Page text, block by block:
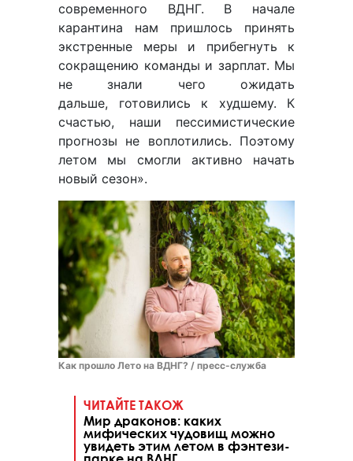
современного ВДНГ. В начале
карантина нам пришлось принять
экстренные меры и прибегнуть к
сокращению команды и зарплат. Мы
не знали чего ожидать
дальше, готовились к худшему. К
счастью, наши пессимистические
прогнозы не воплотились. Поэтому
летом мы смогли активно начать
новый сезон».
Как прошло Лето на ВДНГ? / пресс-служба
ЧИТАЙТЕ ТАКОЖ
Мир драконов: каких
мифических чудовищ можно
увидеть этим летом в фэнтези-